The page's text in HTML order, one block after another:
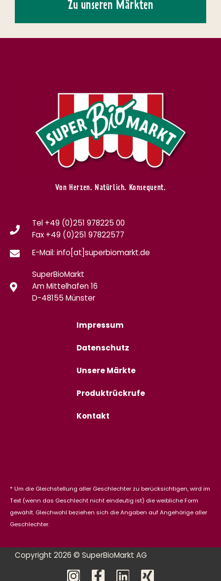
Zu unseren Märkten
Von Herzen. Natürlich. Konsequent.
Tel +49 (0)251 978225 00
Fax +49 (0)251 97822577
E-Mail: info[at]superbiomarkt.de
SuperBioMarkt
Am Mittelhafen 16
D-48155 Münster
Impressum
Datenschutz
Unsere Märkte
Produktrückrufe
Kontakt
* Um die Gleichstellung aller Geschlechter zu berücksichtigen, wird im
Text (wenn das Geschlecht nicht eindeutig ist) die weibliche Form
gewählt. Gleichwohl beziehen sich die Angaben auf Angehörige aller
Geschlechter.
Copyright 2026 © SuperBioMarkt AG